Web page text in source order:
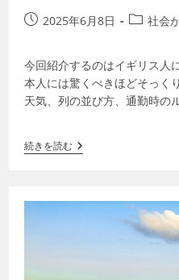
2025年6月8日 社会
今回紹介するのはイギリス人
本人には驚くべきほどそっく
天気、列の並び方、通勤時の
続きを読む